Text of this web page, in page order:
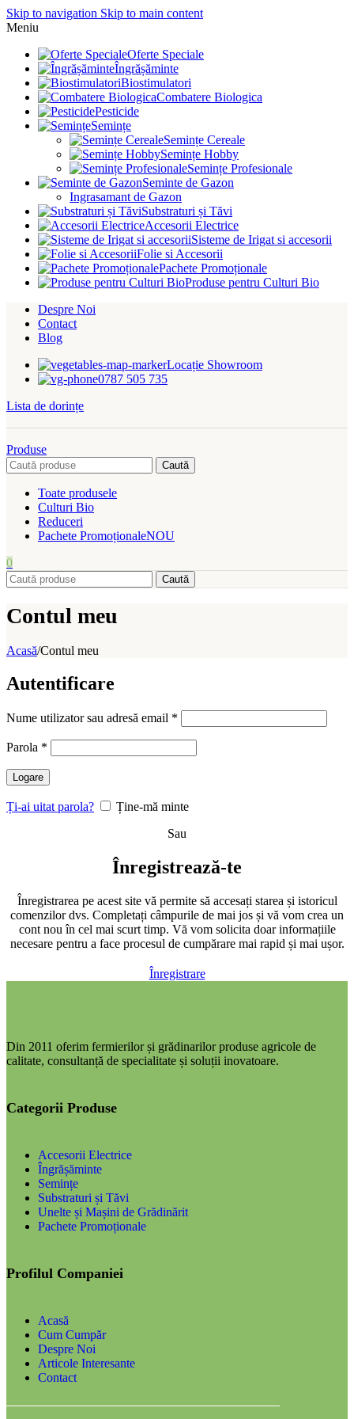
Skip to navigation Skip to main content
Meniu
Oferte Speciale
Îngrășăminte
Biostimulatori
Combatere Biologica
Pesticide
Semințe
Semințe Cereale
Semințe Hobby
Semințe Profesionale
Seminte de Gazon
Ingrasamant de Gazon
Substraturi și Tăvi
Accesorii Electrice
Sisteme de Irigat si accesorii
Folie si Accesorii
Pachete Promoționale
Produse pentru Culturi Bio
Despre Noi
Contact
Blog
Locație Showroom
0787 505 735
Lista de dorințe
Produse
Caută
Toate produsele
Culturi Bio
Reduceri
Pachete PromoționaleNOU
0
Caută
Contul meu
Acasă/Contul meu
Autentificare
Nume utilizator sau adresă email *
Parola *
Logare
Ți-ai uitat parola?
Ține-mă minte
Sau
Înregistrează-te
Înregistrarea pe acest site vă permite să accesați starea și istoricul
comenzilor dvs. Completați câmpurile de mai jos și vă vom crea un
cont nou în cel mai scurt timp. Vă vom solicita doar informațiile
necesare pentru a face procesul de cumpărare mai rapid și mai ușor.
Înregistrare
Din 2011 oferim fermierilor și grădinarilor produse agricole de
calitate, consultanță de specialitate și soluții inovatoare.
Categorii Produse
Accesorii Electrice
Îngrășăminte
Semințe
Substraturi și Tăvi
Unelte și Mașini de Grădinărit
Pachete Promoționale
Profilul Companiei
Acasă
Cum Cumpăr
Despre Noi
Articole Interesante
Contact